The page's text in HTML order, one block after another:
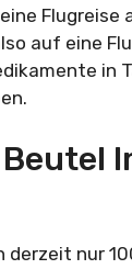
Flugreise
auf eine
in
derzeit nur